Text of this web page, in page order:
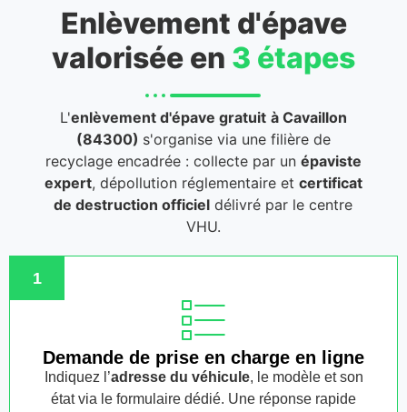
Enlèvement d'épave
valorisée en 3 étapes
L'enlèvement d'épave gratuit à Cavaillon
(84300) s'organise via une filière de
recyclage encadrée : collecte par un épaviste
expert, dépollution réglementaire et certificat
de destruction officiel délivré par le centre
VHU.
1
Demande de prise en charge en ligne
Indiquez l’adresse du véhicule, le modèle et son
état via le formulaire dédié. Une réponse rapide